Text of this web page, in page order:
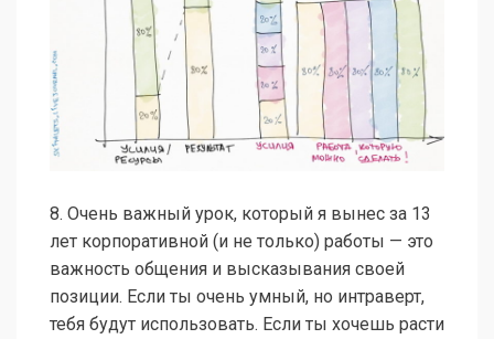
8. Очень важный урок, который я вынес за 13
лет корпоративной (и не только) работы — это
важность общения и высказывания своей
позиции. Если ты очень умный, но интраверт,
тебя будут использовать. Если ты хочешь расти